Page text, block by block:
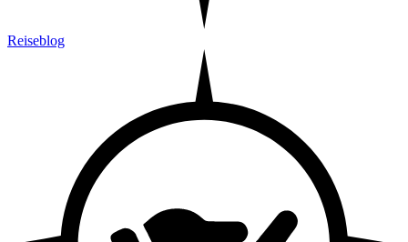
Reiseblog